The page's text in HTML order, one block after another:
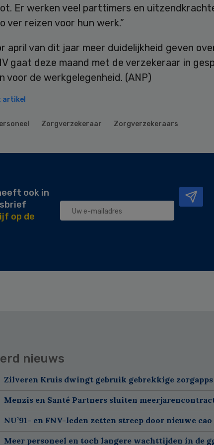
Er werken veel parttimers en
ver reizen voor hun werk.”
april van dit jaar meer duidelijkheid geven
gaat deze maand met de verzekeraar in
voor de werkgelegenheid. (ANP)
artikel
Zorgverzekeraar Zorgverzekeraars
ook in
op de
nieuws
Zilveren Kruis dwingt gebruik gebrekkige zorgapps
Menzis en Santé Partners sluiten
NU’91- en FNV-leden zetten streep door nieuwe
Meer personeel en toch langere wachttijden in de